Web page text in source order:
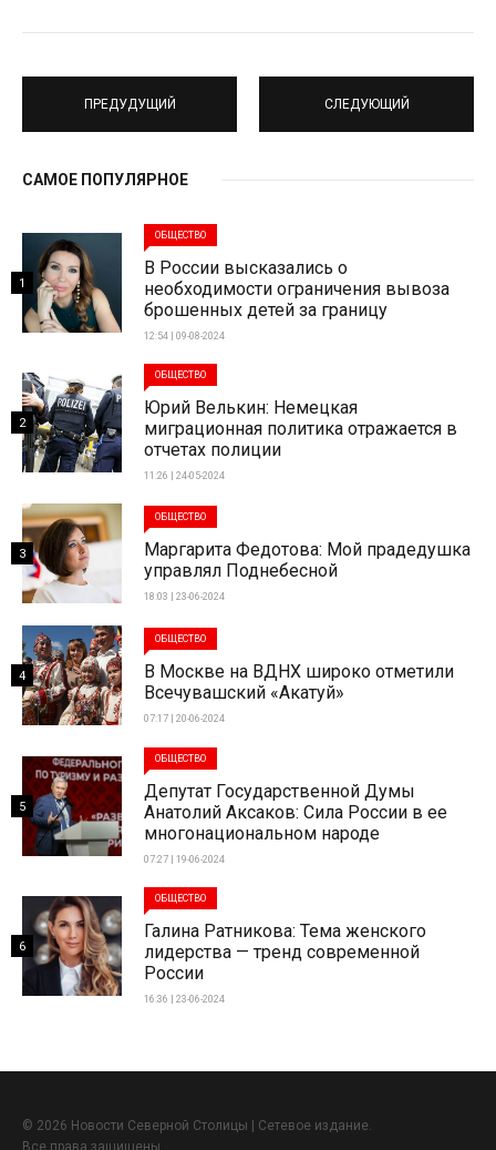
ПРЕДУДУЩИЙ СЛЕДУЮЩИЙ
САМОЕ ПОПУЛЯРНОЕ
ОБЩЕСТВО
В России высказались о
необходимости ограничения вывоза
брошенных детей за границу
12:54 | 09-08-2024
1
ОБЩЕСТВО
Юрий Велькин: Немецкая
миграционная политика отражается в
отчетах полиции
11:26 | 24-05-2024
2
ОБЩЕСТВО
Маргарита Федотова: Мой прадедушка
управлял Поднебесной
18:03 | 23-06-2024
3
ОБЩЕСТВО
В Москве на ВДНХ широко отметили
Всечувашский «Акатуй»
07:17 | 20-06-2024
4
ОБЩЕСТВО
Депутат Государственной Думы
Анатолий Аксаков: Сила России в ее
многонациональном народе
07:27 | 19-06-2024
5
ОБЩЕСТВО
Галина Ратникова: Тема женского
лидерства — тренд современной
России
16:36 | 23-06-2024
6
© 2026 Новости Северной Столицы | Сетевое издание.
Все права защищены.